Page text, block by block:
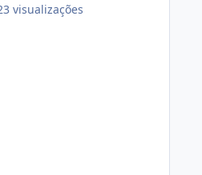
visualizações